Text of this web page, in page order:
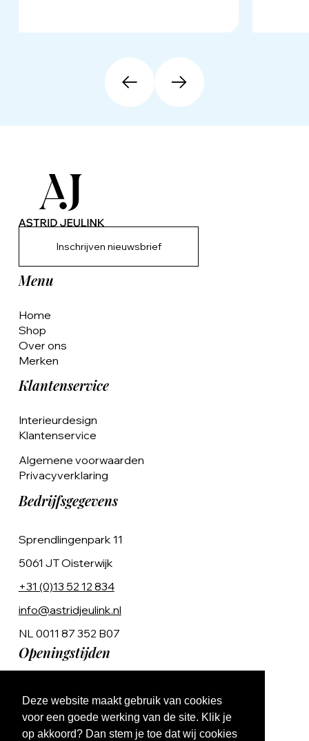
Deze website maakt gebruik van cookies
voor een goede werking van de site. Klik je
op akkoord? Dan stem je toe dat wij cookies
Inschrijven nieuwsbrief
Menu
Home
Shop
Over ons
Merken
Klantenservice
Interieurdesign
Klantenservice
Algemene voorwaarden
Privacyverklaring
Bedrijfsgegevens
Sprendlingenpark 11
5061 JT Oisterwijk
+31 (0)13 52 12 834
info@astridjeulink.nl
NL 0011 87 352 B07
Openingstijden
Ma t/m Vr 9:00 - 17:00